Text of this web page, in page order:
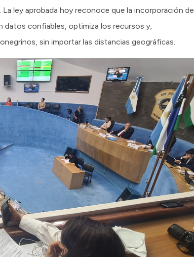
ley aprobada hoy reconoce que la incorporación de
datos confiables, optimiza los recursos y,
sin importar las distancias geográficas.